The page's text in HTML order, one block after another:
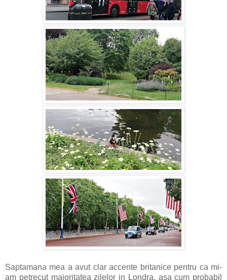
Saptamana mea a avut clar accente britanice pentru ca mi-
am petrecut majoritatea zilelor in Londra, asa cum probabil